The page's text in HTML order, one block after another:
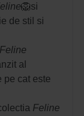
🦁si
de stil si
Feline
al
pe cat este
Feline